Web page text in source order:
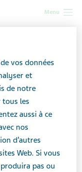
Menu
vos données
et
de notre
les
aussi à ce
nos
d’autres
Web. Si vous
pas ou